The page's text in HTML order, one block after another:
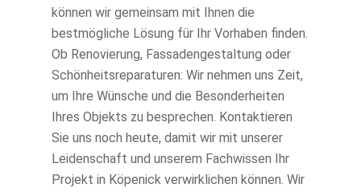
können wir gemeinsam mit Ihnen die
bestmögliche Lösung für Ihr Vorhaben finden.
Ob Renovierung, Fassadengestaltung oder
Schönheitsreparaturen: Wir nehmen uns Zeit,
um Ihre Wünsche und die Besonderheiten
Ihres Objekts zu besprechen. Kontaktieren
Sie uns noch heute, damit wir mit unserer
Leidenschaft und unserem Fachwissen Ihr
Projekt in Köpenick verwirklichen können. Wir